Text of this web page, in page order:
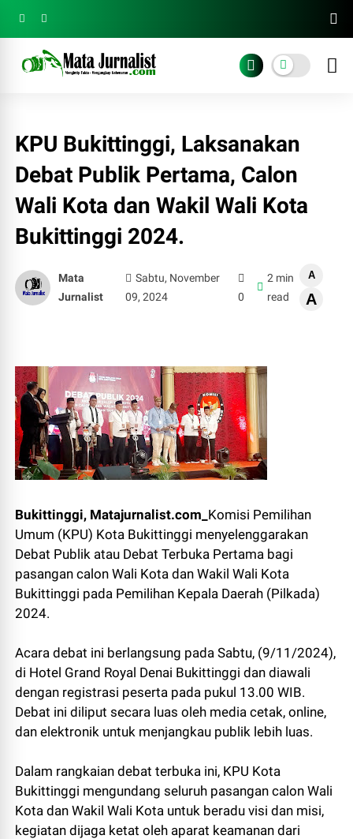
KPU Bukittinggi, Laksanakan
Debat Publik Pertama, Calon
Wali Kota dan Wakil Wali Kota
Bukittinggi 2024.
Mata
Jurnalist
Sabtu, November
09, 2024
0
2 min
read
A
A
Bukittinggi, Matajurnalist.com_ Komisi Pemilihan
Umum (KPU) Kota Bukittinggi menyelenggarakan
Debat Publik atau Debat Terbuka Pertama bagi
pasangan calon Wali Kota dan Wakil Wali Kota
Bukittinggi pada Pemilihan Kepala Daerah (Pilkada)
2024.
Acara debat ini berlangsung pada Sabtu, (9/11/2024),
di Hotel Grand Royal Denai Bukittinggi dan diawali
dengan registrasi peserta pada pukul 13.00 WIB.
Debat ini diliput secara luas oleh media cetak, online,
dan elektronik untuk menjangkau publik lebih luas.
Dalam rangkaian debat terbuka ini, KPU Kota
Bukittinggi mengundang seluruh pasangan calon Wali
Kota dan Wakil Wali Kota untuk beradu visi dan misi,
kegiatan dijaga ketat oleh aparat keamanan dari